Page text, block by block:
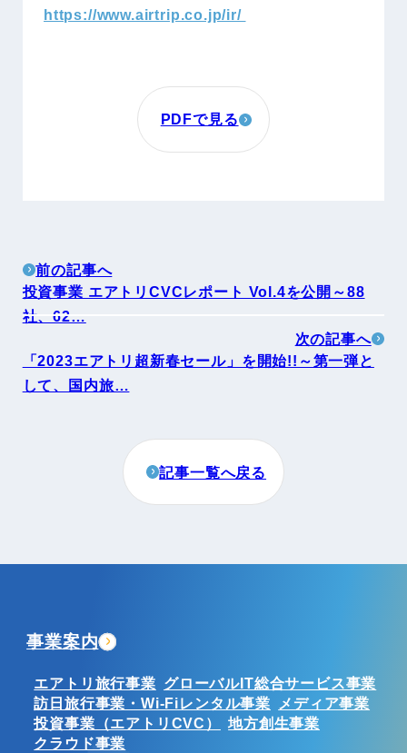
https://www.airtrip.co.jp/ir/
PDFで見る
前の記事へ
投資事業 エアトリCVCレポート Vol.4を公開～88
社、62…
次の記事へ
「2023エアトリ超新春セール」を開始!!～第一弾と
して、国内旅…
記事一覧へ戻る
事業案内
エアトリ旅行事業 グローバルIT総合サービス事業
訪日旅行事業・Wi-Fiレンタル事業
メディア事業
投資事業（エアトリCVC）
地方創生事業
クラウド事業